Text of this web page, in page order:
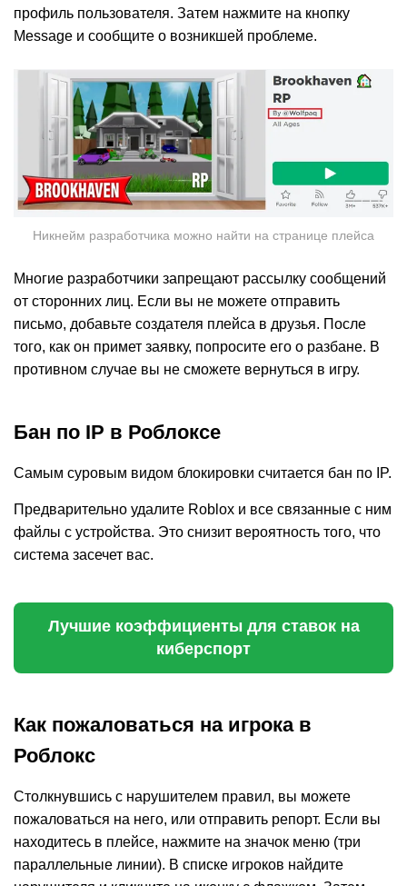
профиль пользователя. Затем нажмите на кнопку
Message и сообщите о возникшей проблеме.
Никнейм разработчика можно найти на странице плейса
Многие разработчики запрещают рассылку сообщений
от сторонних лиц. Если вы не можете отправить
письмо, добавьте создателя плейса в друзья. После
того, как он примет заявку, попросите его о разбане. В
противном случае вы не сможете вернуться в игру.
Бан по IP в Роблоксе
Самым суровым видом блокировки считается бан по IP.
Предварительно удалите Roblox и все связанные с ним
файлы с устройства. Это снизит вероятность того, что
система засечет вас.
Лучшие коэффициенты для ставок на
киберспорт
Как пожаловаться на игрока в
Роблокс
Столкнувшись с нарушителем правил, вы можете
пожаловаться на него, или отправить репорт. Если вы
находитесь в плейсе, нажмите на значок меню (три
параллельные линии). В списке игроков найдите